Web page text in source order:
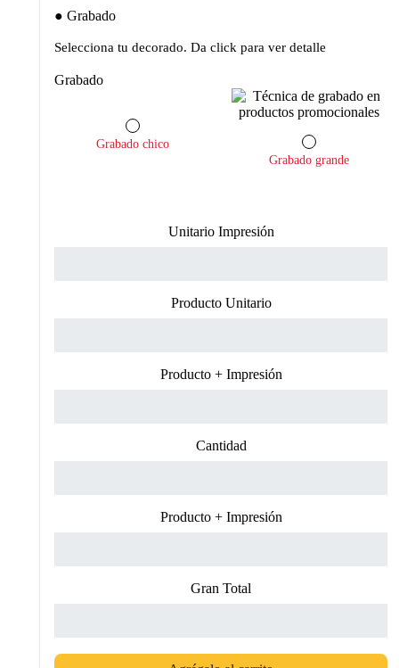
Grabado
Selecciona tu decorado. Da click para ver detalle
Grabado
Grabado chico
Grabado grande
Unitario Impresión
Producto Unitario
Producto + Impresión
Cantidad
Producto + Impresión
Gran Total